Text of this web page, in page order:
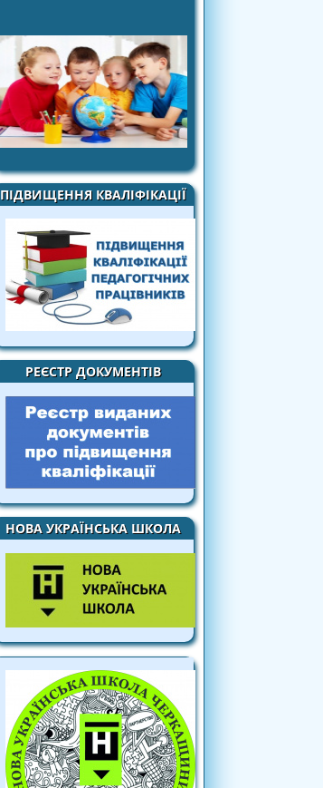
ПІДВИЩЕННЯ КВАЛІФІКАЦІЇ
РЕЄСТР ДОКУМЕНТІВ
НОВА УКРАЇНСЬКА ШКОЛА